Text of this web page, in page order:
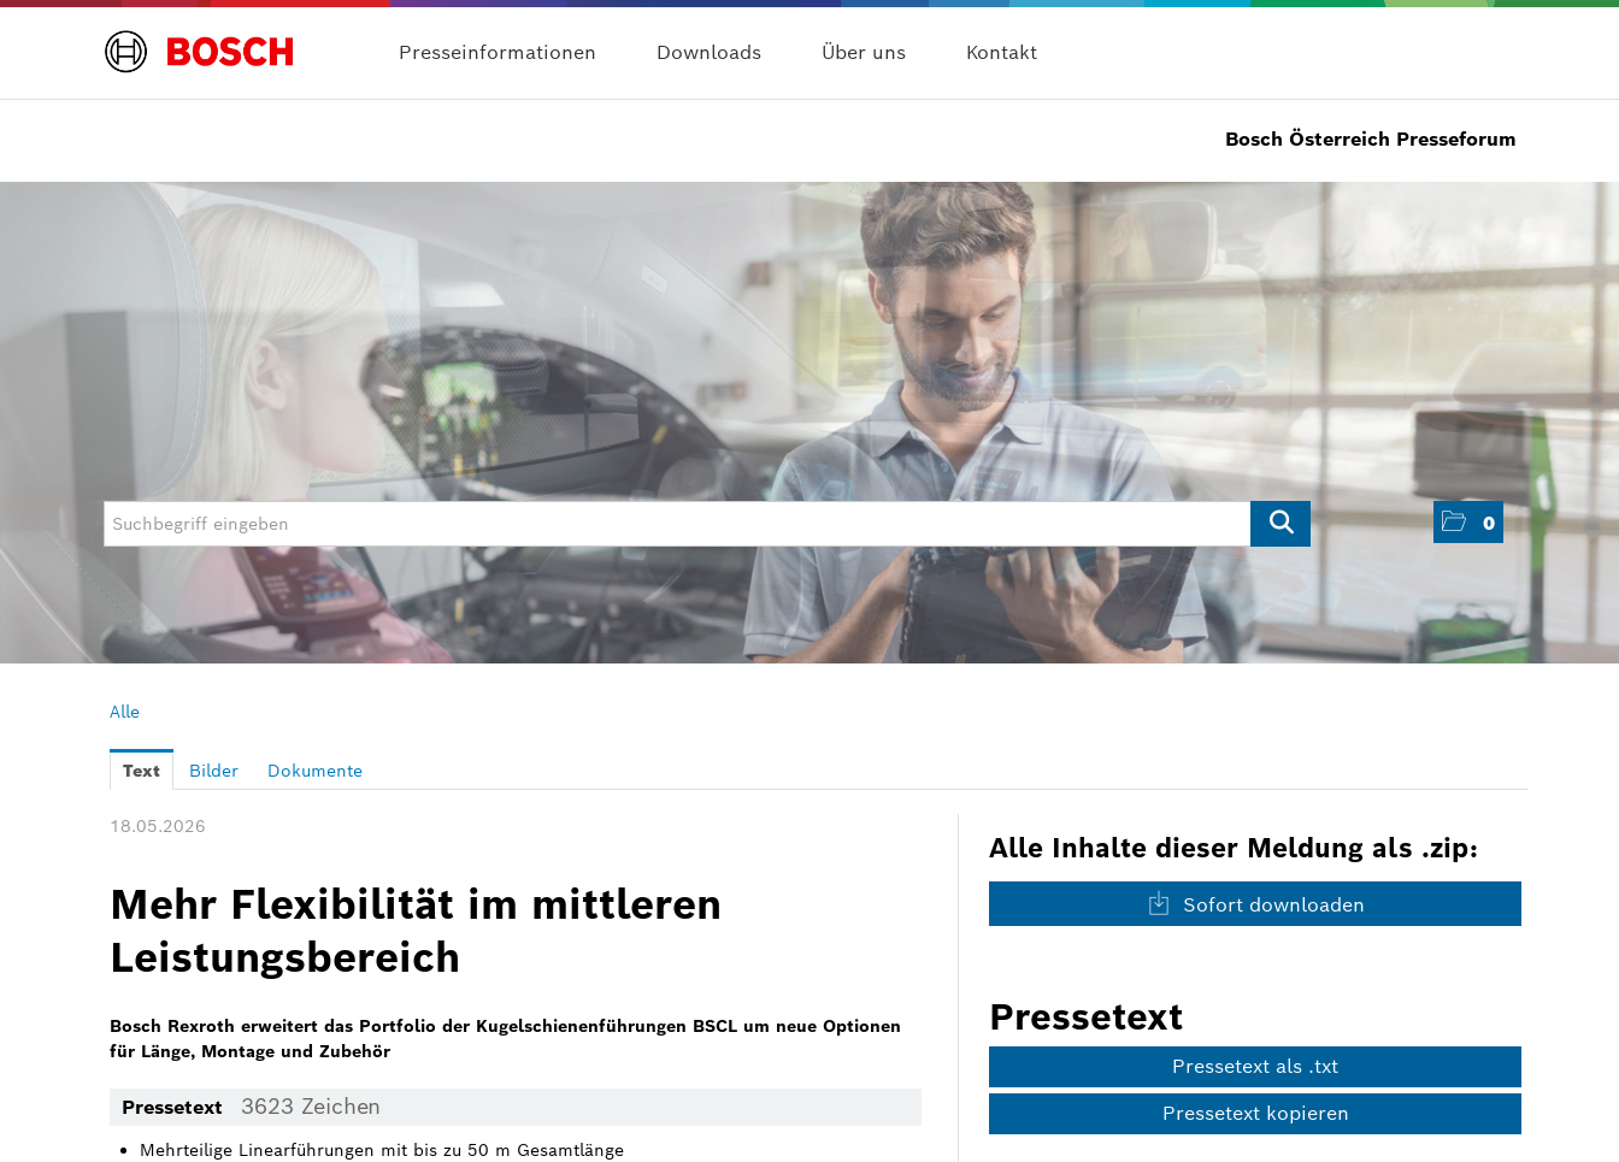
Presseinformationen Downloads Über uns Kontakt
0
Bosch Österreich Presseforum
Alle
Text Bilder Dokumente
18.05.2026
Mehr Flexibilität im mittleren
Leistungsbereich
Bosch Rexroth erweitert das Portfolio der Kugelschienenführungen BSCL um neue Optionen
für Länge, Montage und Zubehör
Pressetext 3623 Zeichen
Mehrteilige Linearführungen mit bis zu 50 m Gesamtlänge
Alle Inhalte dieser Meldung als .zip:
Sofort downloaden
Pressetext
Pressetext als .txt
Pressetext kopieren